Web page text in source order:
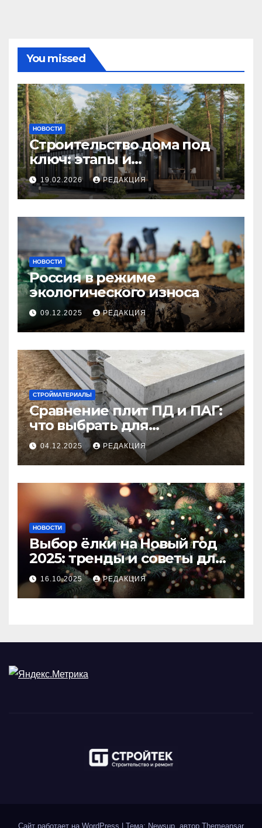
You missed
НОВОСТИ
Строительство дома под
ключ: этапы и
планирование бюджета
19.02.2026 РЕДАКЦИЯ
НОВОСТИ
Россия в режиме
экологического износа
09.12.2025 РЕДАКЦИЯ
СТРОЙМАТЕРИАЛЫ
Сравнение плит ПД и ПАГ:
что выбрать для
долговечного и прочного
покрытия
04.12.2025 РЕДАКЦИЯ
НОВОСТИ
Выбор ёлки на Новый год
2025: тренды и советы для
идеального праздника
16.10.2025 РЕДАКЦИЯ
Сайт работает на WordPress Тема: Newsup, автор Themeansar